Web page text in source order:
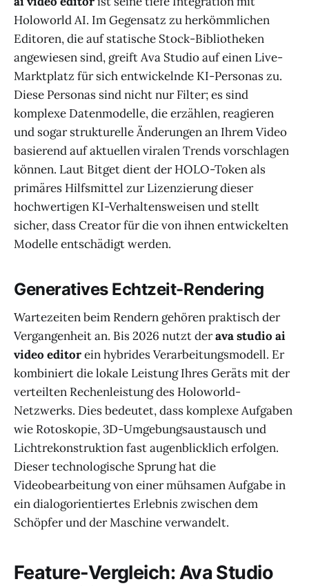
Holoworld AI. Im Gegensatz zu herkömmlichen
Editoren, die auf statische Stock-Bibliotheken
angewiesen sind, greift Ava Studio auf einen Live-
Marktplatz für sich entwickelnde KI-Personas zu.
Diese Personas sind nicht nur Filter; es sind
komplexe Datenmodelle, die erzählen, reagieren
und sogar strukturelle Änderungen an Ihrem Video
basierend auf aktuellen viralen Trends vorschlagen
können. Laut Bitget dient der HOLO-Token als
primäres Hilfsmittel zur Lizenzierung dieser
hochwertigen KI-Verhaltensweisen und stellt
sicher, dass Creator für die von ihnen entwickelten
Modelle entschädigt werden.
Generatives Echtzeit-Rendering
Wartezeiten beim Rendern gehören praktisch der
Vergangenheit an. Bis 2026 nutzt derava studio ai
video editorein hybrides Verarbeitungsmodell. Er
kombiniert die lokale Leistung Ihres Geräts mit der
verteilten Rechenleistung des Holoworld-
Netzwerks. Dies bedeutet, dass komplexe Aufgaben
wie Rotoskopie, 3D-Umgebungsaustausch und
Lichtrekonstruktion fast augenblicklich erfolgen.
Dieser technologische Sprung hat die
Videobearbeitung von einer mühsamen Aufgabe in
ein dialogorientiertes Erlebnis zwischen dem
Schöpfer und der Maschine verwandelt.
Feature-Vergleich: Ava Studio